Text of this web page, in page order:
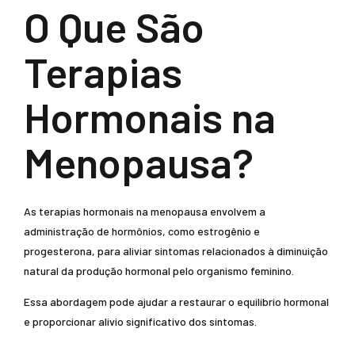
O Que São
Terapias
Hormonais na
Menopausa?
As terapias hormonais na menopausa envolvem a
administração de hormônios, como estrogênio e
progesterona, para aliviar sintomas relacionados à diminuição
natural da produção hormonal pelo organismo feminino.
Essa abordagem pode ajudar a restaurar o equilíbrio hormonal
e proporcionar alivio significativo dos sintomas.